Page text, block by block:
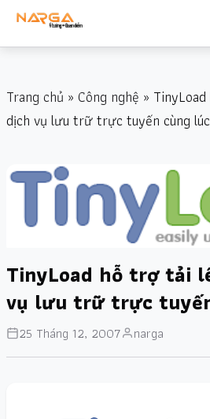
Trang chủ » Công nghệ »
dịch vụ lưu trữ trực tuyến cùng lúc
TinyLoad hỗ trợ tải
vụ lưu trữ trực
25 Tháng 12, 2007 narga